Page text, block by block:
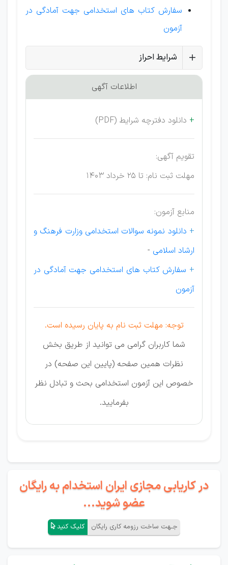
سفارش کتاب های استخدامی جهت آمادگی در
آزمون
شرایط احراز
اطلاعات آگهی
+ دانلود دفترچه شرایط (PDF)
تقویم آگهی:
مهلت ثبت نام: تا 25 خرداد 1403
منابع آزمون:
+ دانلود نمونه سوالات استخدامی وزارت فرهنگ و
ارشاد اسلامی -
+ سفارش کتاب های استخدامی جهت آمادگی در
آزمون
توجه: مهلت ثبت نام به پایان رسیده است.
شما کاربران گرامی می توانید از طریق بخش
نظرات همین صفحه (پایین این صفحه) در
خصوص این آزمون استخدامی بحث و تبادل نظر
بفرمایید.
در کاریابی مجازی ایران استخدام به رایگان
عضو شوید...
جـهت ساخت رزومه کاری رایگان کلیک کنید